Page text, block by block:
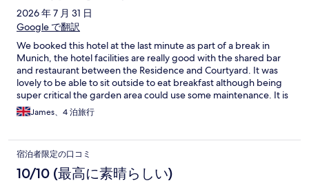
2026 年 7 月 31 日
Google で翻訳
We booked this hotel at the last minute as part of a break in
Munich, the hotel facilities are really good with the shared bar
and restaurant between the Residence and Courtyard. It was
lovely to be able to sit outside to eat breakfast although being
super critical the garden area could use some maintenance. It is
ideally suited to wander around the old town area where there
are plenty of bars and restaurants to eat at. It is possible to walk
minutes so you are better off using the tram or a taxi to get
across especially if you are shopping. It is also very handy that it
has a car park that is quite reasonable priced for a city centre.
James、4 泊旅行
宿泊者限定の口コミ
10/10 (最高に素晴らしい)